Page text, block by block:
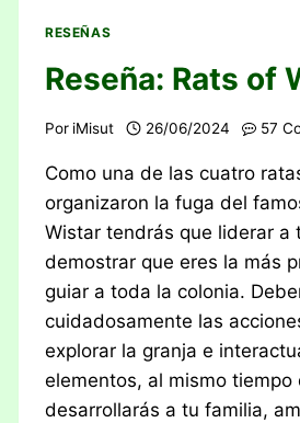
RESEÑAS
Reseña: Rats of
Por iMisut 26/06/2024 57
Como una de las cuatro
organizaron la fuga del
Wistar tendrás que liderar a
demostrar que eres la más
guiar a toda la colonia.
cuidadosamente las
explorar la granja e
elementos, al mismo tiempo
desarrollarás a tu familia,